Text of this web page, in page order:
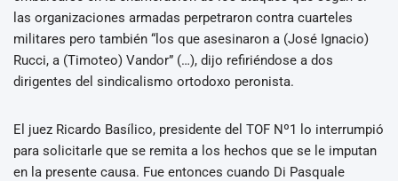
las organizaciones armadas perpetraron contra cuarteles
militares pero también “los que asesinaron a (José Ignacio)
Rucci, a (Timoteo) Vandor” (…), dijo refiriéndose a dos
dirigentes del sindicalismo ortodoxo peronista.
El juez Ricardo Basílico, presidente del TOF Nº1 lo interrumpió
para solicitarle que se remita a los hechos que se le imputan
en la presente causa. Fue entonces cuando Di Pasquale